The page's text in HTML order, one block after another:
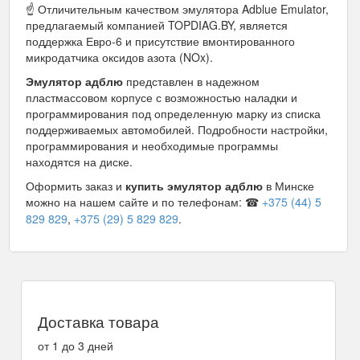
☝ Отличительным качеством эмулятора Adblue Emulator,
предлагаемый компанией TOPDIAG.BY, является
поддержка Евро-6 и присутствие вмонтированного
микродатчика оксидов азота (NOx).
Эмулятор адблю представлен в надежном
пластмассовом корпусе с возможностью наладки и
программирования под определенную марку из списка
поддерживаемых автомобилей. Подробности настройки,
программирования и необходимые программы
находятся на диске.
Оформить заказ и купить эмулятор адблю в Минске
можно на нашем сайте и по телефонам: ☎ +375 (44) 5
829 829, +375 (29) 5 829 829.
Доставка товара
от 1 до 3 дней